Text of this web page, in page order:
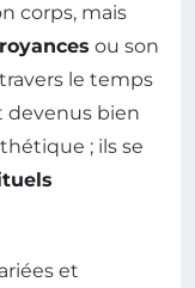
corps, mais
ou son
le temps
devenus bien
; ils se
et